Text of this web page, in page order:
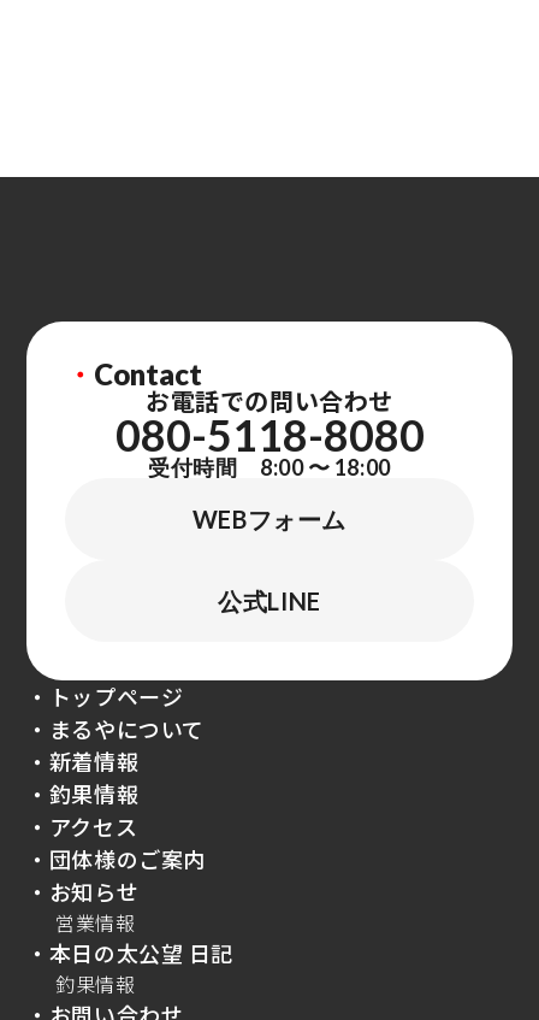
・ Contact
お電話での問い合わせ
080-5118-8080
受付時間 8:00 〜 18:00
WEBフォーム
公式LINE
・トップページ
・まるやについて
・新着情報
・釣果情報
・アクセス
・団体様のご案内
・お知らせ
営業情報
・本日の太公望 日記
釣果情報